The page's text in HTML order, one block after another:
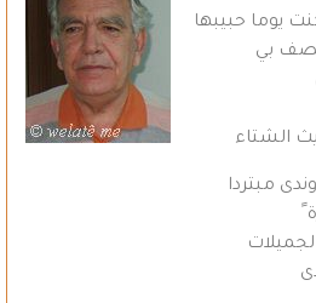
يوما حبيبها
بي
الشتاء
مبتردا